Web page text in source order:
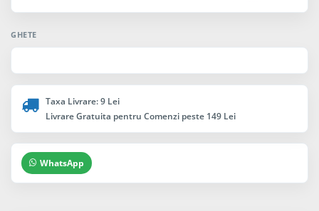
GHETE
Taxa Livrare: 9 Lei
Livrare Gratuita pentru Comenzi peste 149 Lei
WhatsApp